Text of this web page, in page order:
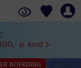
p. kind
BOEKDING